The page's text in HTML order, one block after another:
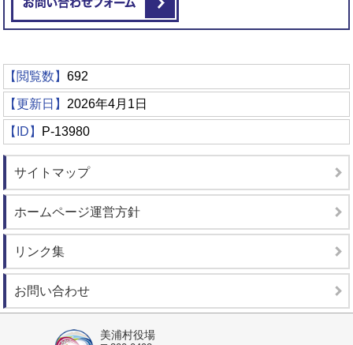
【閲覧数】692
【更新日】 2026年4月1日
【ID】 P-13980
サイトマップ
ホームページ運営方針
リンク集
お問い合わせ
美浦村役場